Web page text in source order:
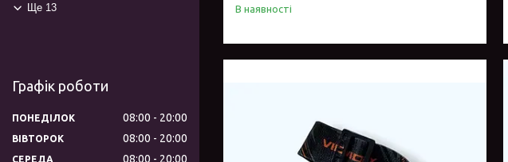
В наявності
Ще 13
Графік роботи
ПОНЕДІЛОК 08:00 20:00
ВІВТОРОК 08:00 20:00
СЕРЕДА 08:00 20:00